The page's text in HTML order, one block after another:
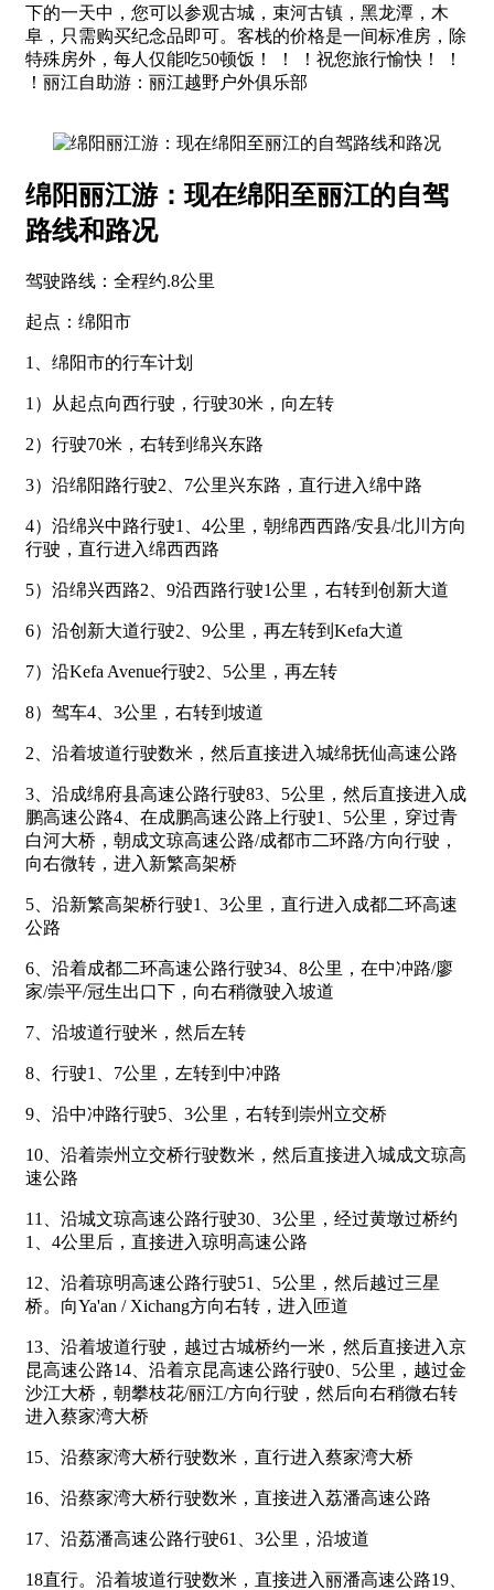
下的一天中，您可以参观古城，束河古镇，黑龙潭，木
阜，只需购买纪念品即可。客栈的价格是一间标准房，除
特殊房外，每人仅能吃50顿饭！ ！ ！祝您旅行愉快！ ！
！丽江自助游：丽江越野户外俱乐部
绵阳丽江游：现在绵阳至丽江的自驾
路线和路况
驾驶路线：全程约.8公里
起点：绵阳市
1、绵阳市的行车计划
1）从起点向西行驶，行驶30米，向左转
2）行驶70米，右转到绵兴东路
3）沿绵阳路行驶2、7公里兴东路，直行进入绵中路
4）沿绵兴中路行驶1、4公里，朝绵西西路/安县/北川方向
行驶，直行进入绵西西路
5）沿绵兴西路2、9沿西路行驶1公里，右转到创新大道
6）沿创新大道行驶2、9公里，再左转到Kefa大道
7）沿Kefa Avenue行驶2、5公里，再左转
8）驾车4、3公里，右转到坡道
2、沿着坡道行驶数米，然后直接进入城绵抚仙高速公路
3、沿成绵府县高速公路行驶83、5公里，然后直接进入成
鹏高速公路4、在成鹏高速公路上行驶1、5公里，穿过青
白河大桥，朝成文琼高速公路/成都市二环路/方向行驶，
向右微转，进入新繁高架桥
5、沿新繁高架桥行驶1、3公里，直行进入成都二环高速
公路
6、沿着成都二环高速公路行驶34、8公里，在中冲路/廖
家/崇平/冠生出口下，向右稍微驶入坡道
7、沿坡道行驶米，然后左转
8、行驶1、7公里，左转到中冲路
9、沿中冲路行驶5、3公里，右转到崇州立交桥
10、沿着崇州立交桥行驶数米，然后直接进入城成文琼高
速公路
11、沿城文琼高速公路行驶30、3公里，经过黄墩过桥约
1、4公里后，直接进入琼明高速公路
12、沿着琼明高速公路行驶51、5公里，然后越过三星
桥。向Ya'an / Xichang方向右转，进入匝道
13、沿着坡道行驶，越过古城桥约一米，然后直接进入京
昆高速公路14、沿着京昆高速公路行驶0、5公里，越过金
沙江大桥，朝攀枝花/丽江/方向行驶，然后向右稍微右转
进入蔡家湾大桥
15、沿蔡家湾大桥行驶数米，直行进入蔡家湾大桥
16、沿蔡家湾大桥行驶数米，直接进入荔潘高速公路
17、沿荔潘高速公路行驶61、3公里，沿坡道
18直行。沿着坡道行驶数米，直接进入丽潘高速公路19、